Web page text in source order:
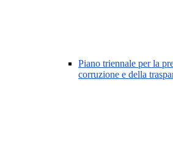
Piano triennale per la
corruzione e della